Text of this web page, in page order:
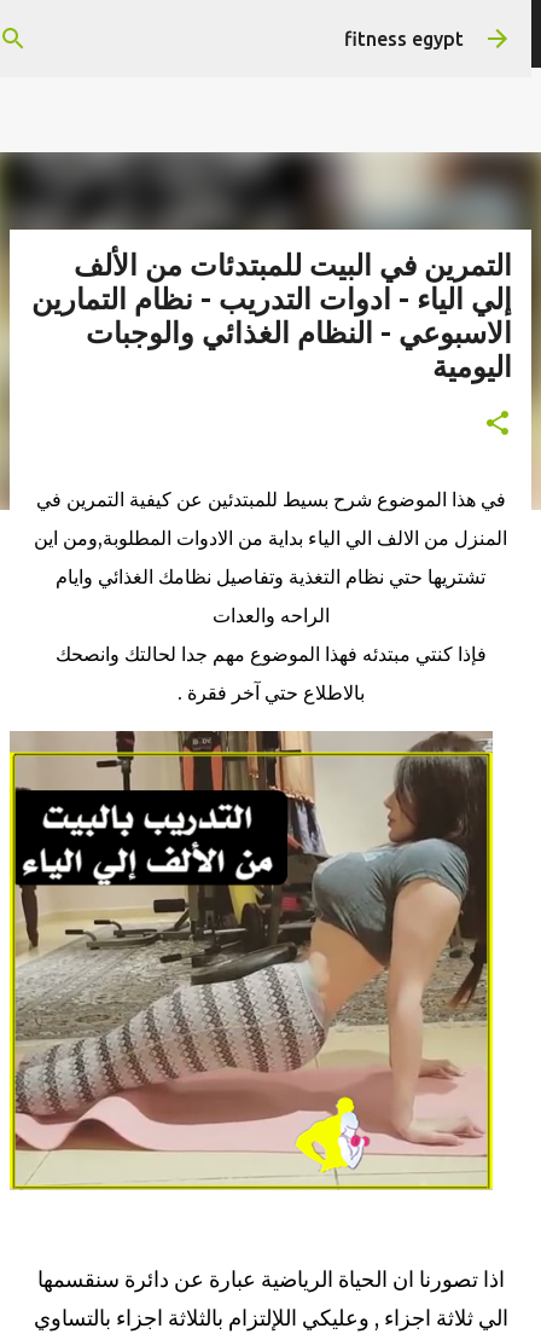
هتستفيد ومش هنضيع وقتك
التخطي إلى المحتوى الرئيسيfitness egypt
التمرين في البيت للمبتدئات من الألف
إلي الياء - ادوات التدريب - نظام التمارين
الاسبوعي - النظام الغذائي والوجبات
اليومية
في هذا الموضوع شرح بسيط للمبتدئين عن كيفية التمرين في
المنزل من الالف الي الياء بداية من الادوات المطلوبة,ومن اين
تشتريها حتي نظام التغذية وتفاصيل نظامك الغذائي وايام
الراحه والعدات
فإذا كنتي مبتدئه فهذا الموضوع مهم جدا لحالتك وانصحك
بالاطلاع حتي آخر فقرة .
اذا تصورنا ان الحياة الرياضية عبارة عن دائرة سنقسمها
الي ثلاثة اجزاء , وعليكي اللإلتزام بالثلاثة اجزاء بالتساوي